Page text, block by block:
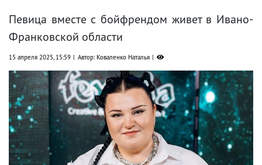
Певица вместе с бойфрендом живет в Ивано-
Франковской области
15 апреля 2025, 15:59 Автор: Коваленко Наталья